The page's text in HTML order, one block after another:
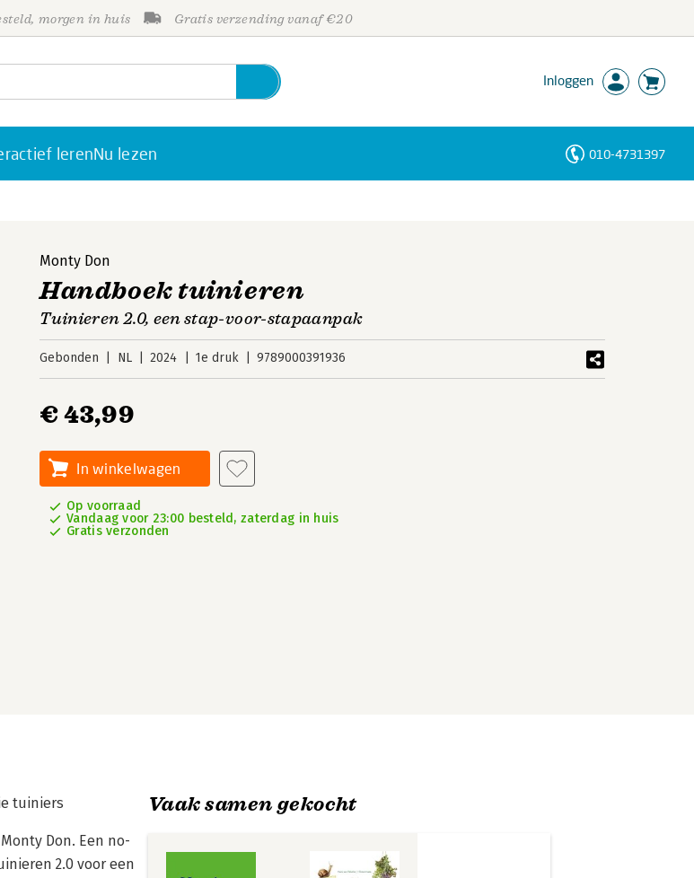
morgen in huis Gratis verzending vanaf €20
Inloggen
lerenNu lezen 010-4731397
Monty Don
Handboek tuinieren
Tuinieren 2.0, een stap-voor-stapaanpak
Gebonden NL 2024 1e druk 9789000391936
€ 43,99
In winkelwagen
Op voorraad
Vandaag voor 23:00 besteld, zaterdag in huis
Gratis verzonden
tuiniers
Don. Een no-
2.0 voor een
Vaak samen gekocht
Personen